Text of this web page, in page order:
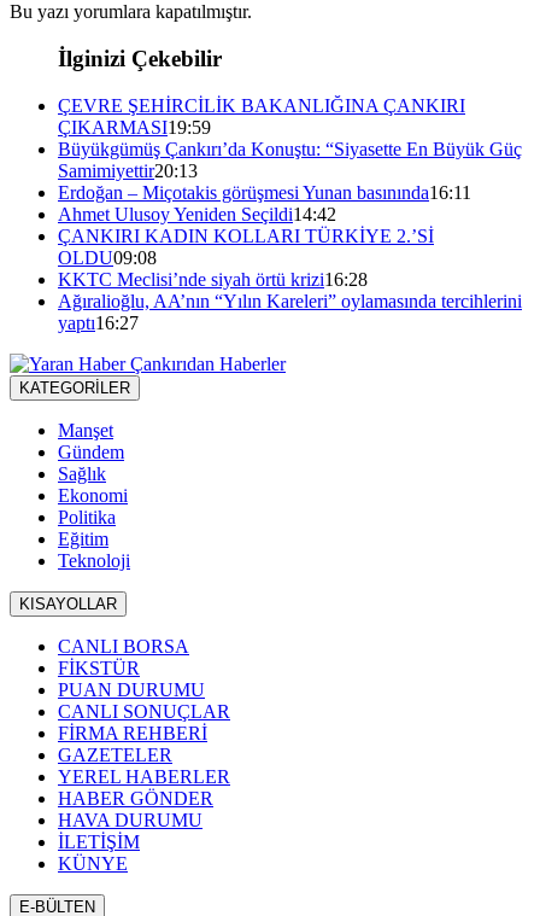
Bu yazı yorumlara kapatılmıştır.
İlginizi Çekebilir
ÇEVRE ŞEHİRCİLİK BAKANLIĞINA ÇANKIRI
ÇIKARMASI19:59
Büyükgümüş Çankırı’da Konuştu: “Siyasette En Büyük Güç
Samimiyettir20:13
Erdoğan – Miçotakis görüşmesi Yunan basınında16:11
Ahmet Ulusoy Yeniden Seçildi14:42
ÇANKIRI KADIN KOLLARI TÜRKİYE 2.’Sİ
OLDU09:08
KKTC Meclisi’nde siyah örtü krizi16:28
Ağıralioğlu, AA’nın “Yılın Kareleri” oylamasında tercihlerini
yaptı16:27
KATEGORİLER
Manşet
Gündem
Sağlık
Ekonomi
Politika
Eğitim
Teknoloji
KISAYOLLAR
CANLI BORSA
FİKSTÜR
PUAN DURUMU
CANLI SONUÇLAR
FİRMA REHBERİ
GAZETELER
YEREL HABERLER
HABER GÖNDER
HAVA DURUMU
İLETİŞİM
KÜNYE
E-BÜLTEN